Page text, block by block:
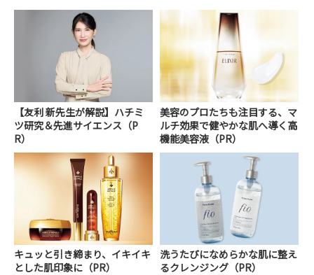
【友利 新先生が解説】ハチミ
ツ研究＆先進サイエンス（P
R）
美容のプロたちも注目する、マ
ルチ効果で健やかな肌へ導く高
機能美容液（PR）
キュッと引き締まり、イキイキ
とした肌印象に（PR）
洗うたびになめらかな肌に整え
るクレンジング（PR）